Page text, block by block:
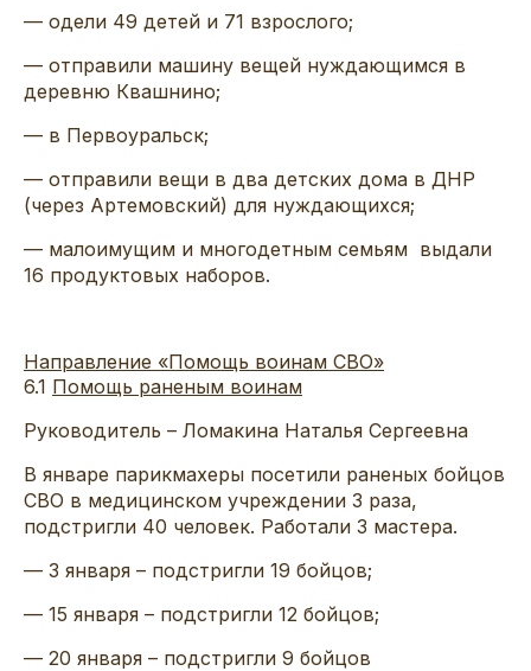
— одели 49 детей и 71 взрослого;
— отправили машину вещей нуждающимся в
деревню Квашнино;
— в Первоуральск;
— отправили вещи в два детских дома в ДНР
(через Артемовский) для нуждающихся;
— малоимущим и многодетным семьям выдали
16 продуктовых наборов.
Направление «Помощь воинам СВО»
6.1 Помощь раненым воинам
Руководитель – Ломакина Наталья Сергеевна
В январе парикмахеры посетили раненых бойцов
СВО в медицинском учреждении 3 раза,
подстригли 40 человек. Работали 3 мастера.
— 3 января – подстригли 19 бойцов;
— 15 января – подстригли 12 бойцов;
— 20 января – подстригли 9 бойцов